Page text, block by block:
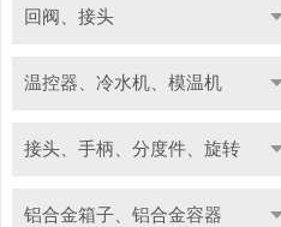
回阀、接头
温控器、冷水机、模温机
接头、手柄、分度件、旋转
铝合金箱子、铝合金容器